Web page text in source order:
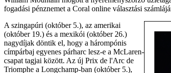
fogadási pénznemet a Coral online választási
A szingapúri (október 5.), az amerikai
(október 19.) és a mexikói (október 26.)
nagydíjak döntik el, hogy a hárompónis
címpárbaj egyenes párharc lesz-e a McLaren-
csapat tagjai között. Az új Prix de l'Arc de
Triomphe a Longchamp-ban (október 5.),